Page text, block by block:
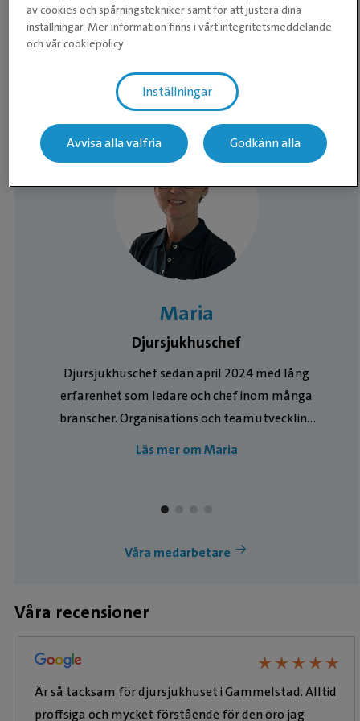
Fredag
08:00 - 18:00
Medarbetare
Maria
Djursjukhuschef
Djursjukhuschef sedan april 2024 med lång
erfarenhet som ledare och chef inom många
branscher. Organisations och teamutveckling
och att leda tillsammans med våra
ragdollkatter hemma.
Läs mer om Maria
Våra medarbetare
Våra recensioner
★★★★★
★★★★★
Är så tacksam för djursjukhuset i Gammelstad. Alltid
proffsiga och mycket förstående för den oro jag
av cookies och spårningstekniker samt för att justera dina
inställningar. Mer information finns i vårt integritetsmeddelande
och vår cookiepolicy
Inställningar
Avvisa alla valfria Godkänn alla